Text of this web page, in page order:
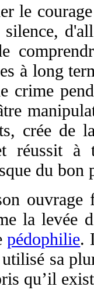
le
à long
crime
crée de
réussit
du bon
ouvrage
la levée
pédophilie.
sa
qu’il